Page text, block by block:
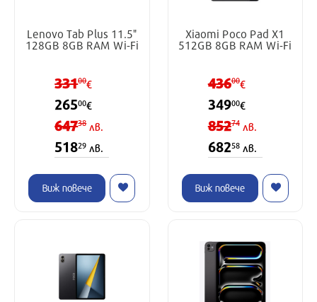
Lenovo Tab Plus 11.5"
128GB 8GB RAM Wi-Fi
33100€
26500€
64738лв.
51829 лв.
Виж повече
Xiaomi Poco Pad X1
512GB 8GB RAM Wi-Fi
43600€
34900€
85274лв.
68258лв.
Виж повече